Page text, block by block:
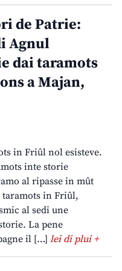
de Patrie:
Agnul
dai taramots
a Majan,
in Friûl nol esisteve.
inte storie
al ripasse in mût
in Friûl,
al sedi une
La pene
il […] lei di plui +